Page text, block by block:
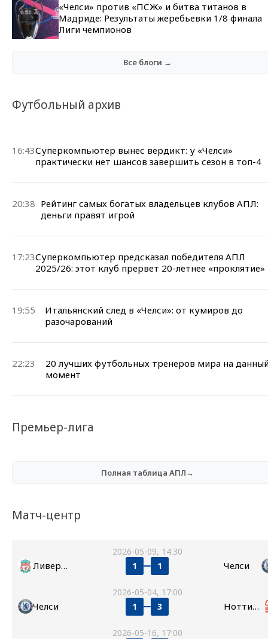
«Челси» против «ПСЖ» и битва титанов в
Мадриде: Результаты жеребьевки 1/8 финала
Лиги чемпионов
Все блоги →
Футбольный архив
16:43Суперкомпьютер вынес вердикт: у «Челси»
практически нет шансов завершить сезон в топ-4
20:38 Рейтинг самых богатых владельцев клубов АПЛ:
деньги правят игрой
17:23Суперкомпьютер предсказал победителя АПЛ
2025/26: этот клуб прервет 20-летнее «проклятие»
19:55
Итальянский след в «Челси»: от кумиров до
разочарований
22:23
20 лучших футбольных тренеров мира на
момент
Премьер-лига
Полная таблица АПЛ→
Матч-центр
2026-05-09, 14:30
Ливерпуль 1 1 Челси
2026-05-04, 17:00
Челси 1 3 Ноттингем Форест
2026-05-16, 17:00